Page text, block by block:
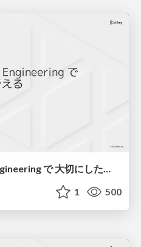
失敗を経て、Harness Engineering で 大切にしたいことを考える / Learning from Failure: What Matters in Harness Engineering
1 500